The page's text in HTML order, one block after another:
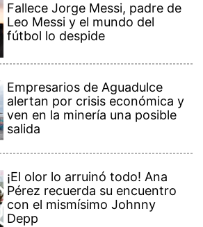
Fallece Jorge Messi, padre de
Leo Messi y el mundo del
fútbol lo despide
Empresarios de Aguadulce
alertan por crisis económica y
ven en la minería una posible
salida
¡El olor lo arruinó todo! Ana
Pérez recuerda su encuentro
con el mismísimo Johnny
Depp